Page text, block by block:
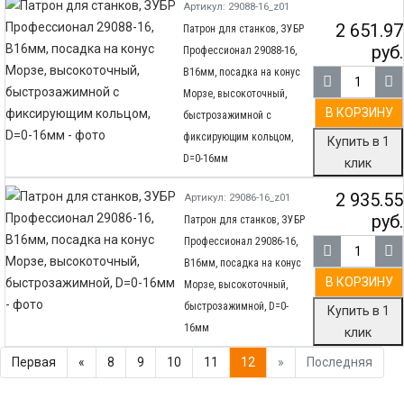
Артикул: 29088-16_z01
Патрон для станков, ЗУБР
Профессионал 29088-16,
В16мм, посадка на конус
Морзе, высокоточный,
быстрозажимной с
фиксирующим кольцом,
D=0-16мм
2 651.97
руб.
В КОРЗИНУ
Купить в 1
клик
Артикул: 29086-16_z01
Патрон для станков, ЗУБР
Профессионал 29086-16,
В16мм, посадка на конус
Морзе, высокоточный,
быстрозажимной, D=0-
16мм
2 935.55
руб.
В КОРЗИНУ
Купить в 1
клик
Первая « 8 9 10 11 12 » Последняя